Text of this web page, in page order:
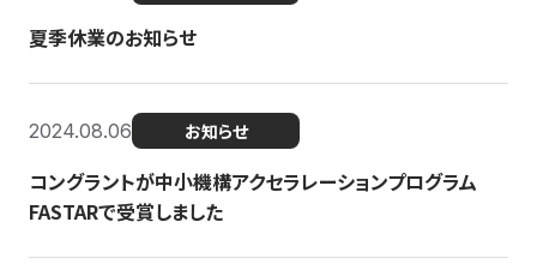
夏季休業のお知らせ
2024.08.06 お知らせ
コングラントが中小機構アクセラレーションプログラム
FASTARで受賞しました